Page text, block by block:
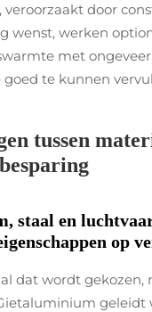
door
wenst, werken
met
goed te kunnen
tussen
staal en
op
dat wordt gekozen,